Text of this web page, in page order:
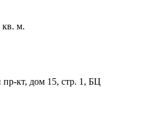
кв. м.
кт, дом 15, стр. 1, БЦ